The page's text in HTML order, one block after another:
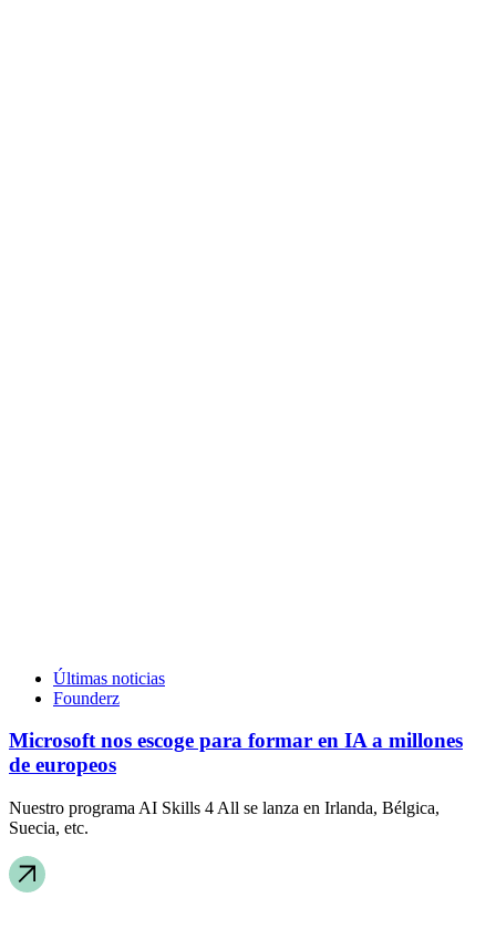
Últimas noticias
Founderz
Microsoft nos escoge para formar en IA a millones
de europeos
Nuestro programa AI Skills 4 All se lanza en Irlanda, Bélgica,
Suecia, etc.